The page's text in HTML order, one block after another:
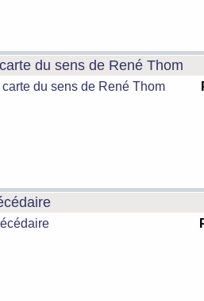
du sens de René Thom
carte du sens de René Thom